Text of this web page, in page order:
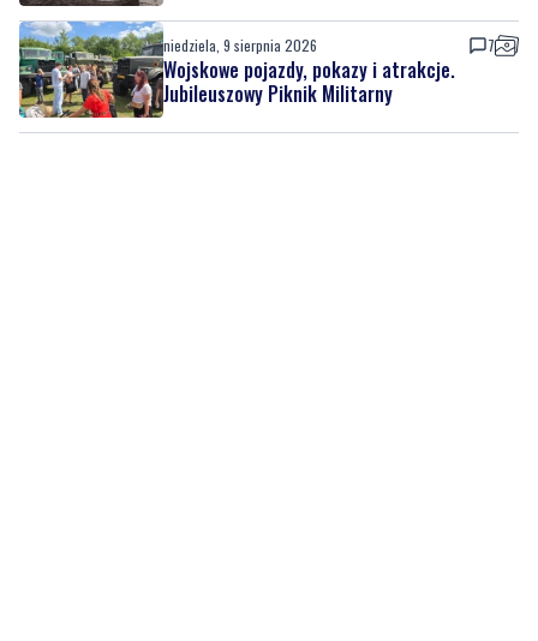
niedziela, 9 sierpnia 2026 7
Wojskowe pojazdy, pokazy i atrakcje.
Jubileuszowy Piknik Militarny